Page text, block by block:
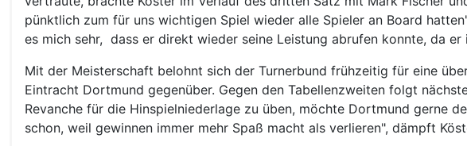
pünktlich zum für uns wichtigen Spiel wieder alle Spieler an Board
es mich sehr, dass er direkt wieder seine Leistung abrufen konnte, da
Mit der Meisterschaft belohnt sich der Turnerbund frühzeitig für eine
Eintracht Dortmund gegenüber. Gegen den Tabellenzweiten folgt
Revanche für die Hinspielniederlage zu üben, möchte Dortmund gerne
schon, weil gewinnen immer mehr Spaß macht als verlieren", dämpft